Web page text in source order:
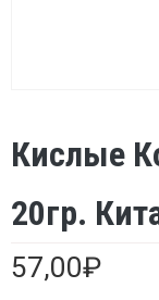
Кислые
20гр.
57,00₽